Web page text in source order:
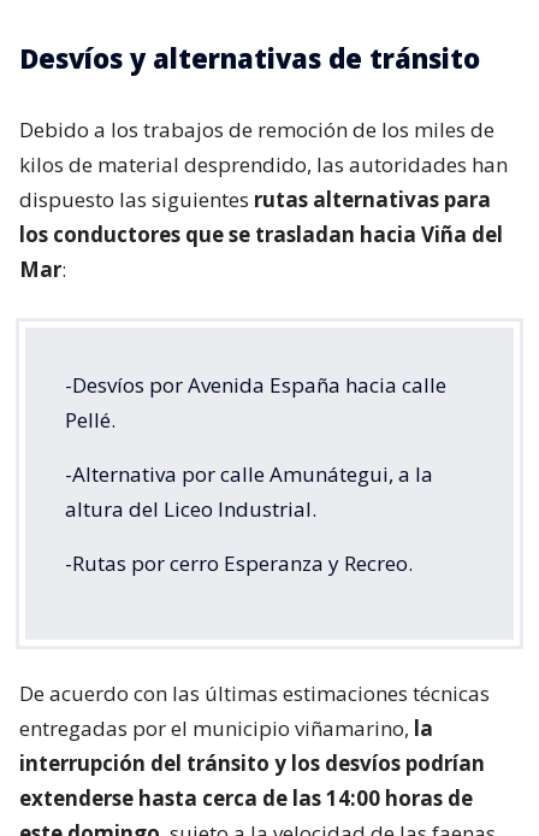
Desvíos y alternativas de tránsito
Debido a los trabajos de remoción de los miles de
kilos de material desprendido, las autoridades han
dispuesto las siguientes rutas alternativas para
los conductores que se trasladan hacia Viña del
Mar:
-Desvíos por Avenida España hacia calle
Pellé.
-Alternativa por calle Amunátegui, a la
altura del Liceo Industrial.
-Rutas por cerro Esperanza y Recreo.
De acuerdo con las últimas estimaciones técnicas
entregadas por el municipio viñamarino, la
interrupción del tránsito y los desvíos podrían
extenderse hasta cerca de las 14:00 horas de